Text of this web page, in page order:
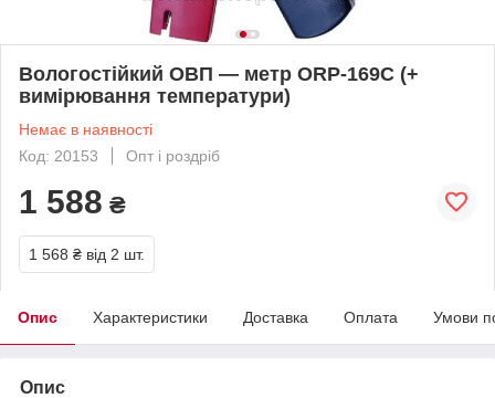
Вологостійкий ОВП — метр ORP-169С (+
вимірювання температури)
Немає в наявності
Код: 20153
Опт і роздріб
1 588 ₴
1 568 ₴ від 2 шт.
Опис Характеристики Доставка Оплата Умови
Опис